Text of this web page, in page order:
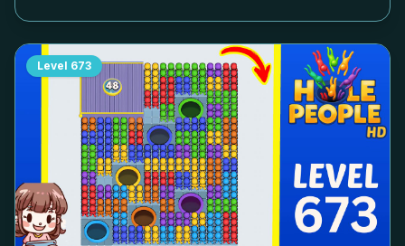
Level 673